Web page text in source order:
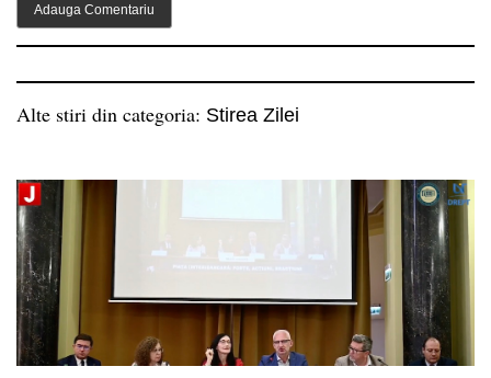
Alte stiri din categoria: Stirea Zilei